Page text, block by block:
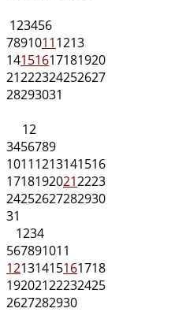
123456
78910111213
14151617181920
21222324252627
28293031
12
3456789
10111213141516
17181920212223
24252627282930
31
1234
567891011
12131415161718
19202122232425
2627282930